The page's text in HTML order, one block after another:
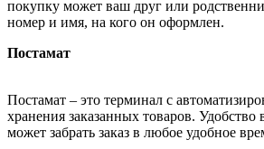
покупку может ваш друг или
номер и имя, на кого он оформлен.
Постамат
Постамат – это терминал с
хранения заказанных товаров. Удобство
может забрать заказ в любое удобное